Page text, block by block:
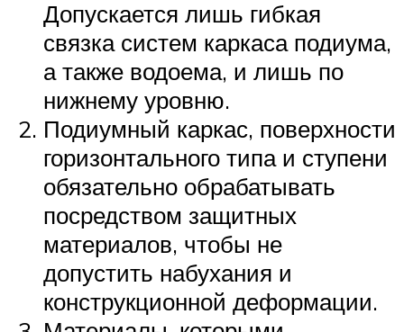
Допускается лишь гибкая
связка систем каркаса подиума,
а также водоема, и лишь по
нижнему уровню.
Подиумный каркас, поверхности
горизонтального типа и ступени
обязательно обрабатывать
посредством защитных
материалов, чтобы не
допустить набухания и
конструкционной деформации.